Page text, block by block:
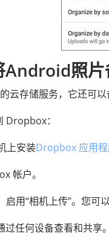
Android照
云存储服务，它还可
：
上安装Dropbox 应用
帐户。
用“相机上传”。您可
任何设备查看和共享。